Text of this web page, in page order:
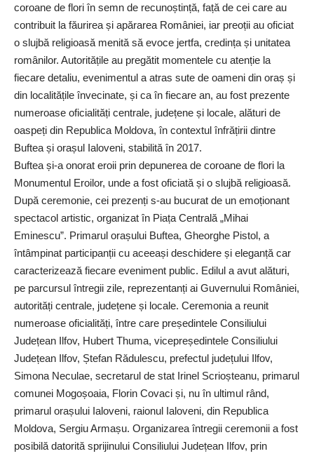
coroane de flori în semn de recunoștință, față de cei care au
contribuit la făurirea și apărarea României, iar preoții au oficiat
o slujbă religioasă menită să evoce jertfa, credința și unitatea
românilor. Autoritățile au pregătit momentele cu atenție la
fiecare detaliu, evenimentul a atras sute de oameni din oraș și
din localitățile învecinate, și ca în fiecare an, au fost prezente
numeroase oficialități centrale, județene și locale, alături de
oaspeți din Republica Moldova, în contextul înfrățirii dintre
Buftea și orașul Ialoveni, stabilită în 2017.
Buftea și-a onorat eroii prin depunerea de coroane de flori la
Monumentul Eroilor, unde a fost oficiată și o slujbă religioasă.
După ceremonie, cei prezenți s-au bucurat de un emoționant
spectacol artistic, organizat în Piața Centrală „Mihai
Eminescu”. Primarul orașului Buftea, Gheorghe Pistol, a
întâmpinat participanții cu aceeași deschidere și eleganță car
caracterizează fiecare eveniment public. Edilul a avut alături,
pe parcursul întregii zile, reprezentanți ai Guvernului României,
autorități centrale, județene și locale. Ceremonia a reunit
numeroase oficialități, între care președintele Consiliului
Județean Ilfov, Hubert Thuma, vicepreședintele Consiliului
Județean Ilfov, Ștefan Rădulescu, prefectul județului Ilfov,
Simona Neculae, secretarul de stat Irinel Scrioșteanu, primarul
comunei Mogoșoaia, Florin Covaci și, nu în ultimul rând,
primarul orașului Ialoveni, raionul Ialoveni, din Republica
Moldova, Sergiu Armașu. Organizarea întregii ceremonii a fost
posibilă datorită sprijinului Consiliului Județean Ilfov, prin